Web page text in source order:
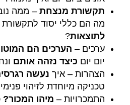
תקשורת מנצחת – ממה
מה הם כללי יסוד לתקשורת
לתוצאות?
ערכים – הערכים הם המוטו
יום יום כיצד נזהה אותם
הצהרות – איך נעשה
טכניקה מיוחדת לזיהוי
התמכרויות – מיהו המכור?